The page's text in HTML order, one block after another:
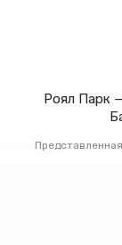
Роял Парк